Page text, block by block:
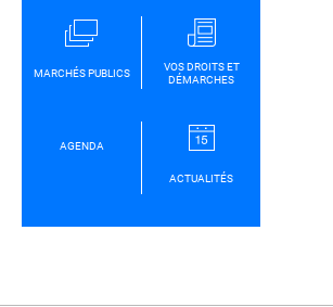
MARCHÉS PUBLICS
VOS DROITS ET
DÉMARCHES
AGENDA
ACTUALITÉS